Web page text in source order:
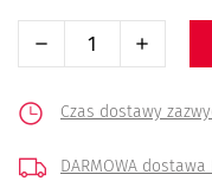
Czas dostawy
DARMOWA dostawa